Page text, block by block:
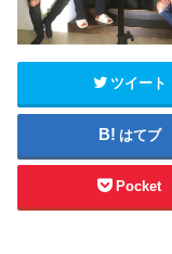
ツイート
はてブ
Pocket